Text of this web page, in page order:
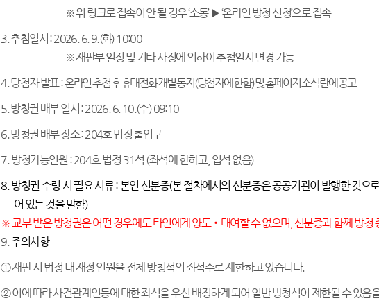
※위 링크로 접속이 안 될 경우‘소통’▶ ‘온라인 방청 신청’으로 접속
3.추첨일시 : 2026. 6. 9.(화) 10:00
※재판부 일정 및 기타 사정에 의하여 추첨일시 변경 가능
4.당첨자 발표:온라인 추첨 후 휴대전화 개별 통지 (당첨자에 한함)및 홈페이지 소식란에 공고
5.방청권 배부 일시 : 2026. 6. 10.(수) 09:10
6.방청권 배부 장소: 204호 법정 출입구
7.방청가능인원 : 204호 법정 31석 (좌석에 한하고, 입석 없음)
8.방청권 수령 시 필요 서류:본인 신분증(본 절차에서의 신분증은 공공기관이 발행한 것으
어 있는 것을 말함)
※교부 받은 방청권은 어떤 경우에도 타인에게 양도‧ 대여할 수 없으며 신분증과 함께 방청
9.주의사항
①재판 시 법정 내 재정 인원을 전체 방청석의 좌석수로 제한하고 있습니다.
②이에 따라 사건관계인등에 대한 좌석을 우선 배정하게 되어 일반 방청석이 제한될 수 있음